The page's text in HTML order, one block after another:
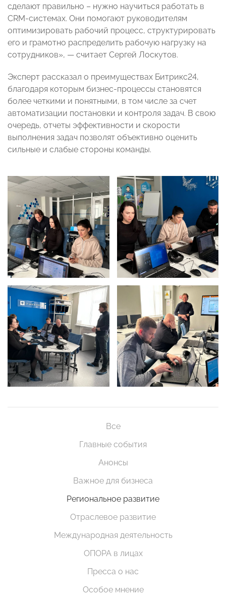
сделают правильно – нужно научиться работать в
CRM-системах. Они помогают руководителям
оптимизировать рабочий процесс, структурировать
его и грамотно распределить рабочую нагрузку на
сотрудников», — считает Сергей Лоскутов.
Эксперт рассказал о преимуществах Битрикс24,
благодаря которым бизнес-процессы становятся
более четкими и понятными, в том числе за счет
автоматизации постановки и контроля задач. В свою
очередь, отчеты эффективности и скорости
выполнения задач позволят объективно оценить
сильные и слабые стороны команды.
Все
Главные события
Анонсы
Важное для бизнеса
Региональное развитие
Отраслевое развитие
Международная деятельность
ОПОРА в лицах
Пресса о нас
Особое мнение